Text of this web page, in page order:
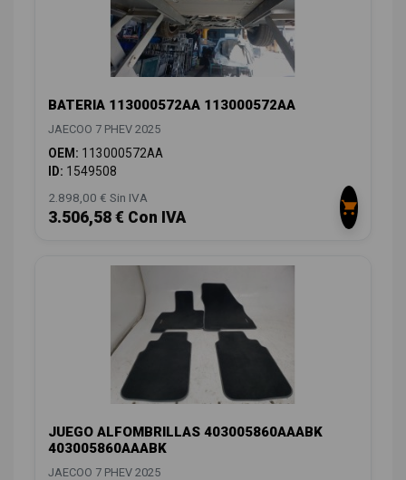
BATERIA 113000572AA 113000572AA
JAECOO 7 PHEV 2025
OEM: 113000572AA
ID: 1549508
2.898,00 € Sin IVA
3.506,58 € Con IVA
JUEGO ALFOMBRILLAS 403005860AAABK
403005860AAABK
JAECOO 7 PHEV 2025